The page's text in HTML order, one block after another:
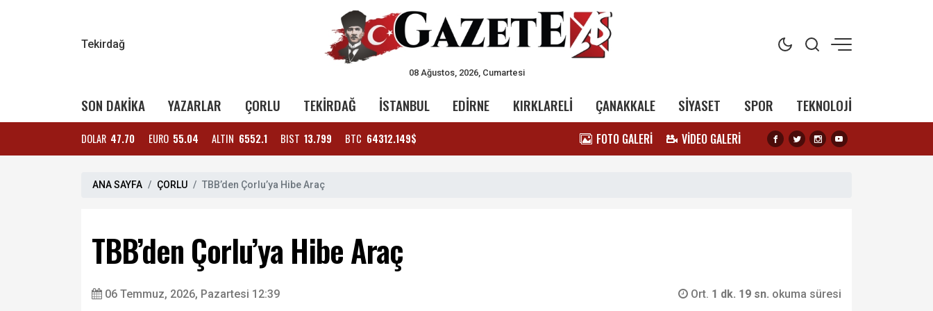
Tekirdağ
08 Ağustos, 2026, Cumartesi
SON DAKİKA YAZARLAR ÇORLU TEKİRDAĞ İSTANBUL EDİRNE KIRKLARELİ ÇANAKKALE SİYASET SPOR TEKNOLOJİ
DOLAR 47.70 EURO 55.04 ALTIN 6552.1 BIST 13.799 BTC 64312.149$ FOTO GALERİ VİDEO GALERİ
ANA SAYFA ÇORLU TBB’den Çorlu’ya Hibe Araç
TBB’den Çorlu’ya Hibe Araç
06 Temmuz, 2026, Pazartesi 12:39 Ort. 1 dk. 19 sn. okuma süresi